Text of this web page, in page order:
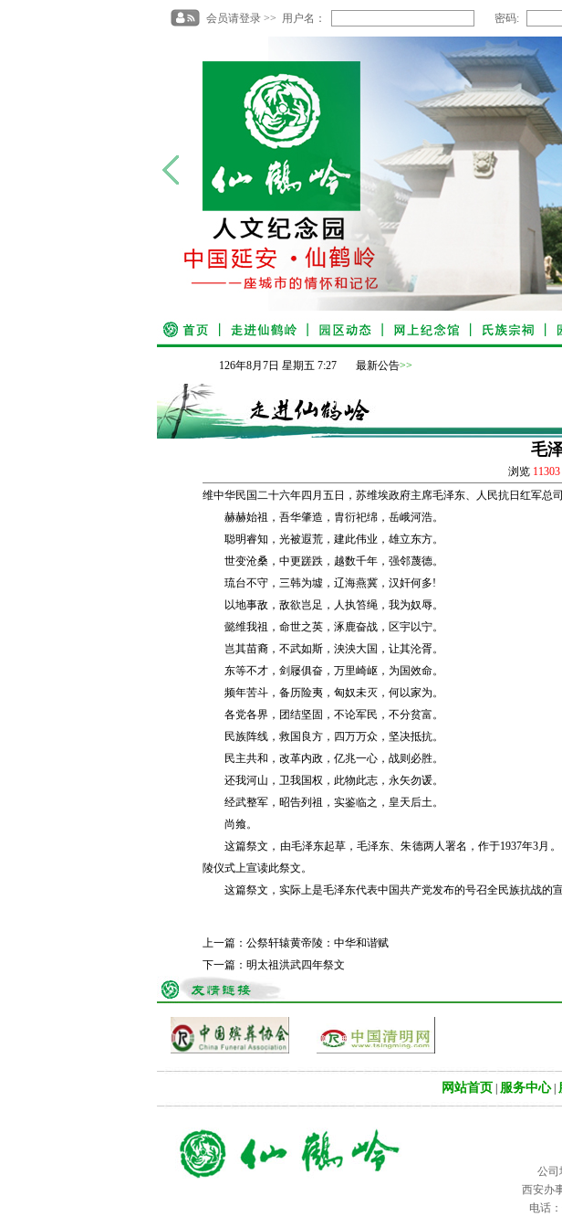
会员请登录 >> 用户名： 密码:
126年8月 7日 星期五 7:27最新公告>>
毛
浏览 11303
维中华民国二十六年四月五日，苏维埃政府主席毛泽东、人民抗日红军总
赫赫始祖，吾华肇造，胄衍祀绵，岳峨河浩。
聪明睿知，光被遐荒，建此伟业，雄立东方。
世变沧桑，中更蹉跌，越数千年，强邻蔑德。
琉台不守，三韩为墟，辽海燕冀，汉奸何多!
以地事敌，敌欲岂足，人执笞绳，我为奴辱。
懿维我祖，命世之英，涿鹿奋战，区宇以宁。
岂其苗裔，不武如斯，泱泱大国，让其沦胥。
东等不才，剑屦俱奋，万里崎岖，为国效命。
频年苦斗，备历险夷，匈奴未灭，何以家为。
各党各界，团结坚固，不论军民，不分贫富。
民族阵线，救国良方，四万万众，坚决抵抗。
民主共和，改革内政，亿兆一心，战则必胜。
还我河山，卫我国权，此物此志，永矢勿谖。
经武整军，昭告列祖，实鉴临之，皇天后土。
尚飨。
这篇祭文，由毛泽东起草，毛泽东、朱德两人署名，作于1937年3月
陵仪式上宣读此祭文。
这篇祭文，实际上是毛泽东代表中国共产党发布的号召全民族抗战的宣
上一篇： 公祭轩辕黄帝陵：中华和谐赋
下一篇： 明太祖洪武四年祭文
网站首页 服务中心|
公司
西安办
电话